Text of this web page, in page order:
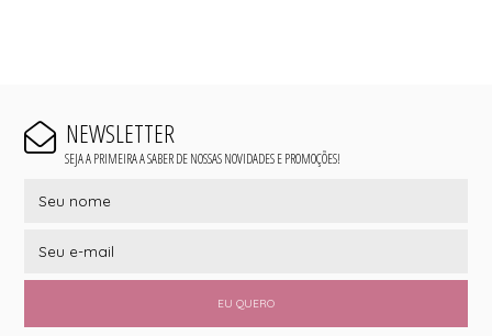
NEWSLETTER
SEJA A PRIMEIRA A SABER DE NOSSAS NOVIDADES E PROMOÇÕES!
EU QUERO